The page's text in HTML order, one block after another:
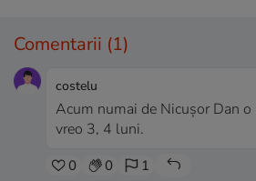
Comentarii (1)
costelu
Acum numai de Nicușor Dan o
vreo 3, 4 luni.
0 0 1